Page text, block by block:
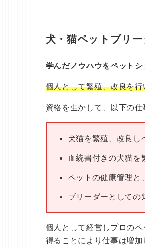
犬・猫ペットブリ
学んだノウハウをペットシ
個人として繁殖、改良を行
資格を生かして、以下の仕
犬猫を繁殖、改良し
血統書付きの犬猫を
ペットの健康管理と
ブリーダーとしての
個人として経営しプロの
得ることにより仕事は増加